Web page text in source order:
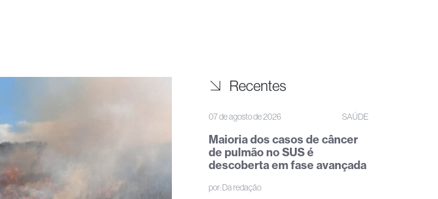
Recentes
07 de agosto de 2026 SAÚDE
Maioria dos casos de câncer
de pulmão no SUS é
descoberta em fase avançada
por:Da redação